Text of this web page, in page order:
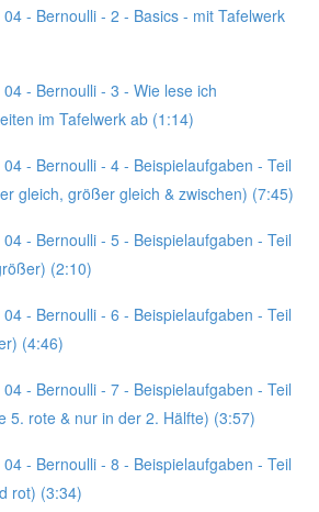
- Bernoulli - 2 - Basics - mit Tafelwerk
- Bernoulli - 3 - Wie lese ich
im Tafelwerk ab (1:14)
- Bernoulli - 4 - Beispielaufgaben - Teil
gleich, größer gleich & zwischen) (7:45)
- Bernoulli - 5 - Beispielaufgaben - Teil
(2:10)
- Bernoulli - 6 - Beispielaufgaben - Teil
(4:46)
- Bernoulli - 7 - Beispielaufgaben - Teil
5. rote & nur in der 2. Hälfte) (3:57)
- Bernoulli - 8 - Beispielaufgaben - Teil
rot) (3:34)